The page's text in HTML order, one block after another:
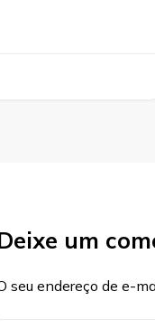
um
seu endereço de e-